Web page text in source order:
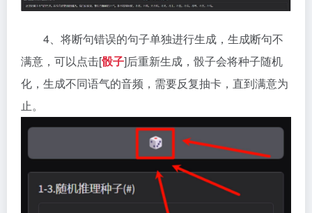
4、将断句错误的句子单独进行生成，生成断句不
满意，可以点击[骰子]后重新生成，骰子会将种子随机
化，生成不同语气的音频，需要反复抽卡，直到满意为
止。